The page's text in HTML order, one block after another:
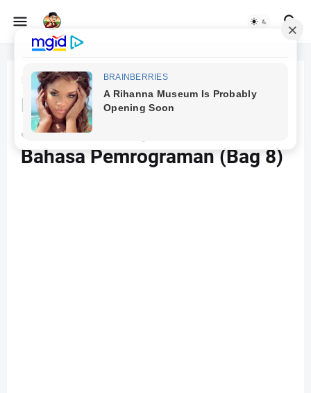
Beranda pemrograman dasar
PEMOGRAMAN DASAR:
Jenis-Jenis Operator dalam
Bahasa Pemrograman (Bag 8)